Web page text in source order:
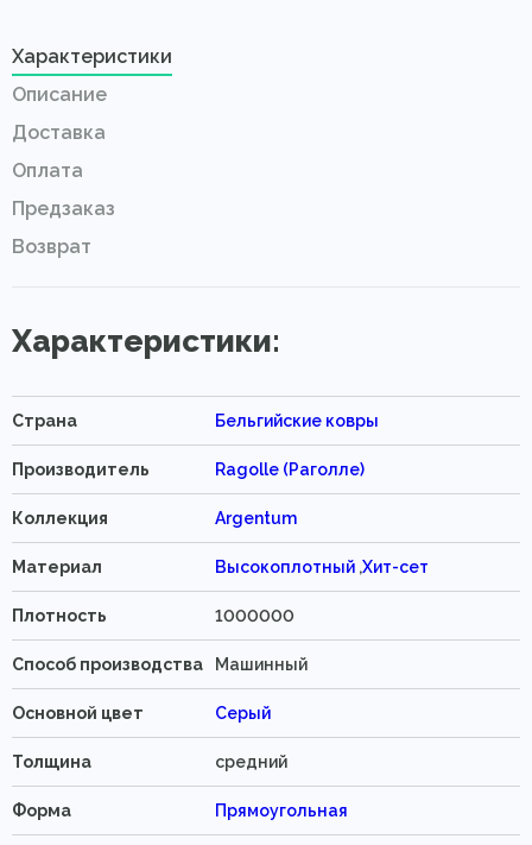
Характеристики
Описание
Доставка
Оплата
Предзаказ
Возврат
Характеристики:
Страна Бельгийские ковры
Производитель Ragolle (Раголле)
Коллекция Argentum
Материал Высокоплотный ,Хит-сет
Плотность 1000000
Способ производства Машинный
Основной цвет Серый
Толщина средний
Форма Прямоугольная